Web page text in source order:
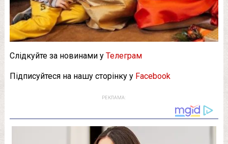
Слідкуйте за новинами у Телеграм
Підписуйтеся на нашу сторінку у Facebook
РЕКЛАМА: